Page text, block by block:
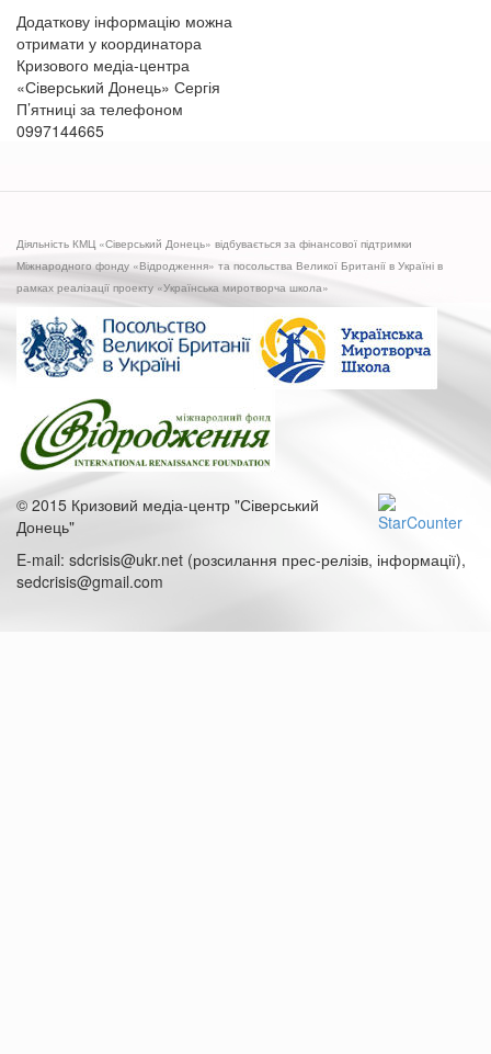
Додаткову інформацію можна
отримати у координатора
Кризового медіа-центра
«Сіверський Донець» Сергія
П’ятниці за телефоном
0997144665
Діяльність КМЦ «Сіверський Донець» відбувається за фінансової підтримки
Міжнародного фонду «Відродження» та посольства Великої Британії в Україні в
рамках реалізації проекту «Українська миротворча школа»
© 2015 Кризовий медіа-центр "Сіверський
Донець"
E-mail: sdcrisis@ukr.net (розсилання прес-релізів, інформації),
sedcrisis@gmail.com